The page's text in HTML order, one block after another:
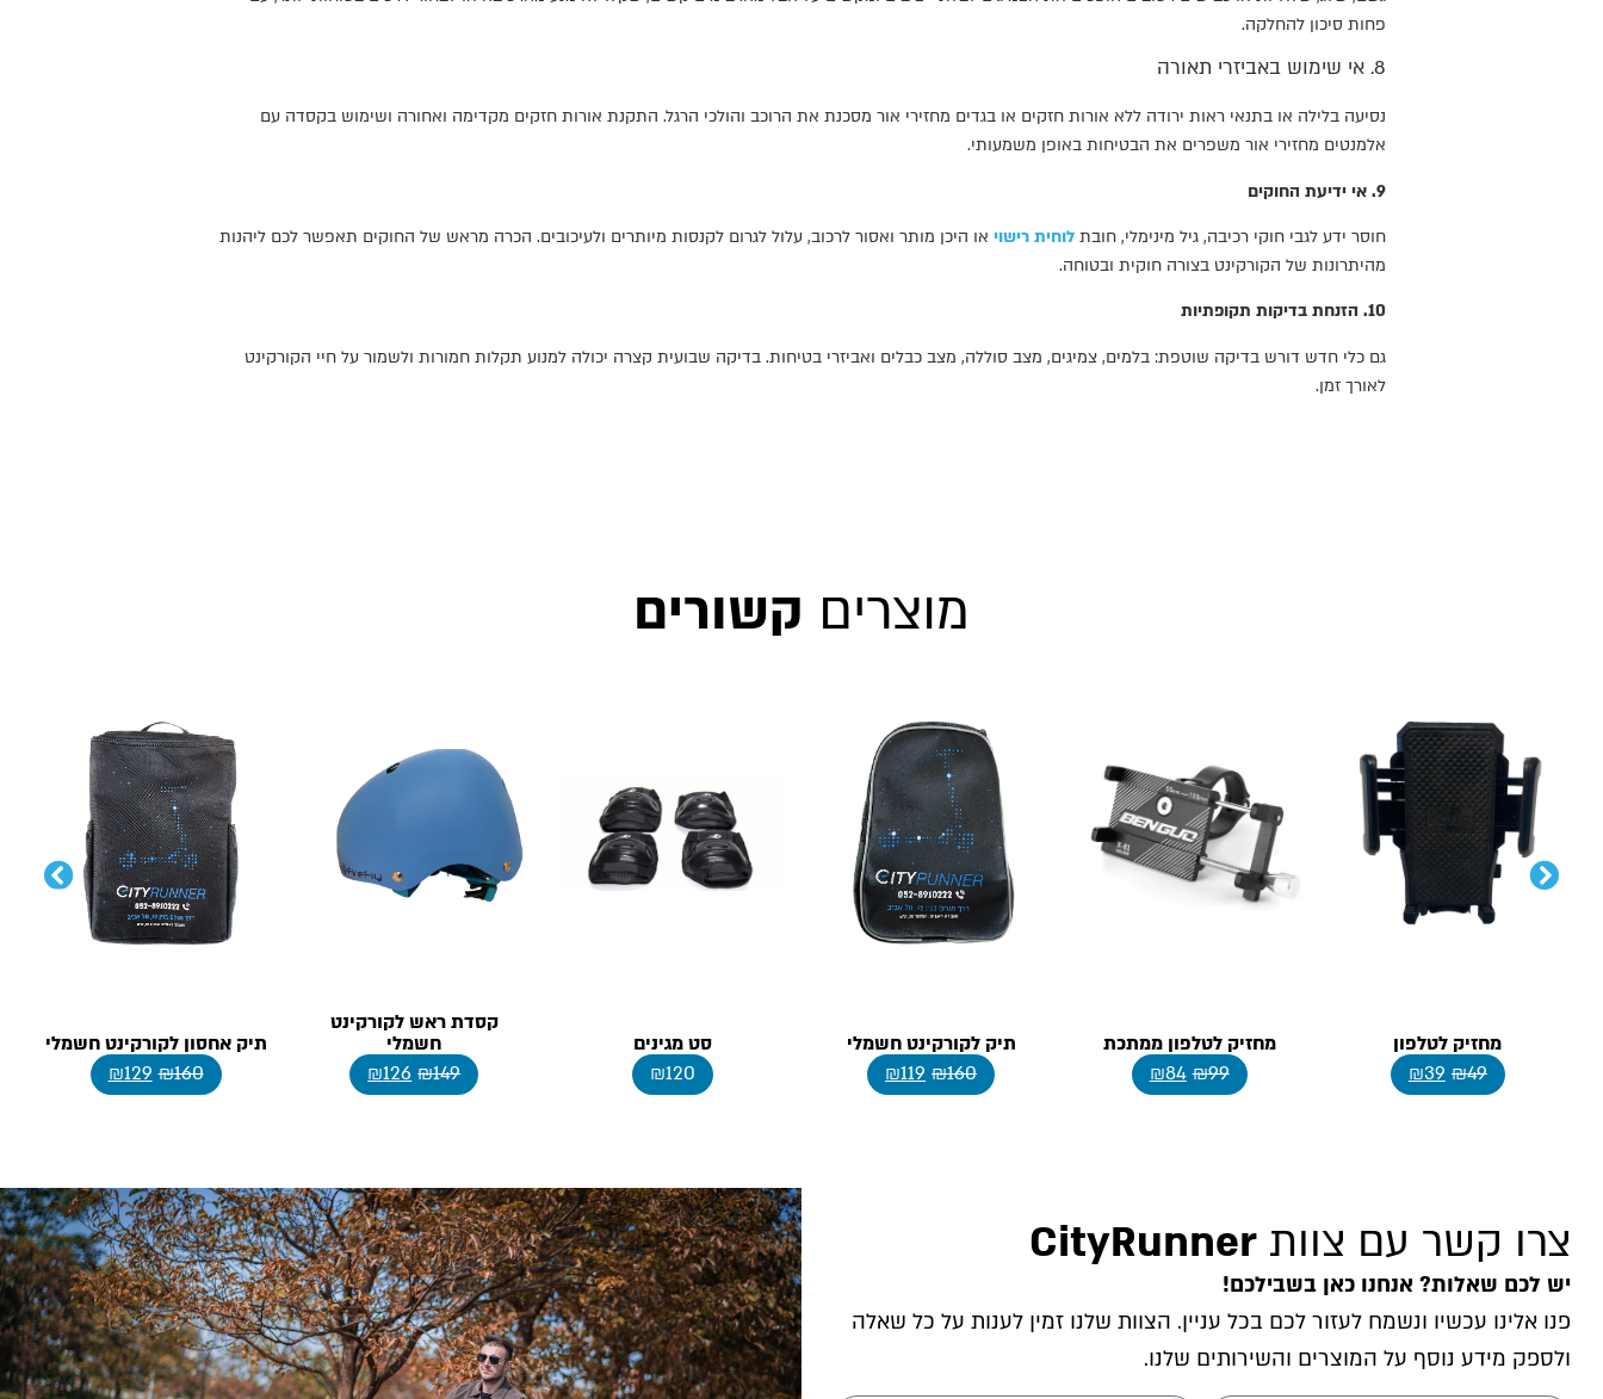
פחות סיכון להחלקה.
8. אי שימוש באביזרי תאורה
נסיעה בלילה או בתנאי ראות ירודה ללא אורות חזקים או בגדים מחזירי אור מסכנת את הרוכב והולכי הרגל. התקנת אורות חזקים מקדימה ואחורה ושימוש בקסדה עם
אלמנטים מחזירי אור משפרים את הבטיחות באופן משמעותי.
9. אי ידיעת החוקים
חוסר ידע לגבי חוקי רכיבה, גיל מינימלי, חובת לוחית רישוי או היכן מותר ואסור לרכוב, עלול לגרום לקנסות מיותרים ולעיכובים. הכרה מראש של החוקים תאפשר לכם ליהנות
מהיתרונות של הקורקינט בצורה חוקית ובטוחה.
10. הזנחת בדיקות תקופתיות
גם כלי חדש דורש בדיקה שוטפת: בלמים, צמיגים, מצב סוללה, מצב כבלים ואביזרי בטיחות. בדיקה שבועית קצרה יכולה למנוע תקלות חמורות ולשמור על חיי הקורקינט
לאורך זמן.
מוצרים קשורים
מחזיק לטלפון
₪49
₪39
מחזיק לטלפון ממתכת
₪99
₪84
תיק לקורקינט חשמלי
₪160
₪119
סט מגינים
₪120
קסדת ראש לקורקינט
חשמלי
₪149
₪126
תיק אחסון לקורקינט חשמלי
₪160
₪129
צרו קשר עם צוות CityRunner
יש לכם שאלות? אנחנו כאן בשבילכם!
פנו אלינו עכשיו ונשמח לעזור לכם בכל עניין. הצוות שלנו זמין לענות על כל שאלה
ולספק מידע נוסף על המוצרים והשירותים שלנו.